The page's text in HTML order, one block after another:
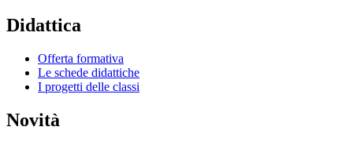
Didattica
Offerta formativa
Le schede didattiche
I progetti delle classi
Novità